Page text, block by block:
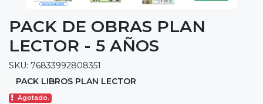
PACK DE OBRAS PLAN
LECTOR - 5 AÑOS
SKU: 76833992808351
PACK LIBROS PLAN LECTOR
Agotado.